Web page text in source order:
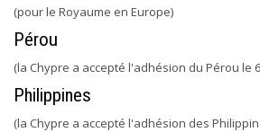
(pour le Royaume en Europe)
Pérou
(la Chypre a accepté l'adhésion du Pérou le
Philippines
(la Chypre a accepté l'adhésion des